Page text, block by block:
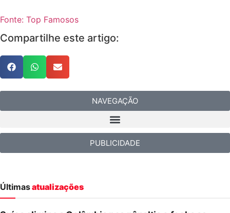
Fonte: Top Famosos
Compartilhe este artigo:
NAVEGAÇÃO
PUBLICIDADE
Últimasatualizações